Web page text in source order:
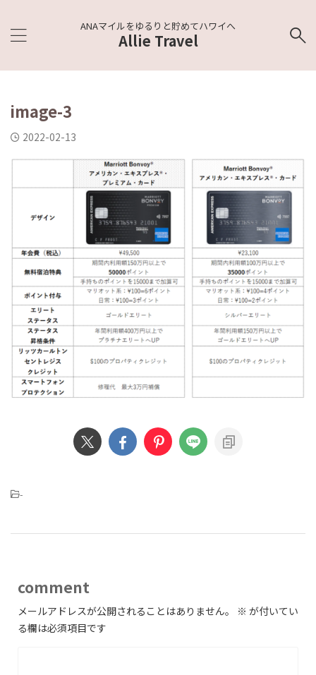
ANAマイルをゆるりと貯めてハワイへ
Allie Travel
image-3
2022-02-13
-
comment
メールアドレスが公開されることはありません。 ※ が付いてい
る欄は必須項目です